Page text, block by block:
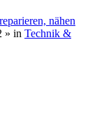
nähen
» in Technik &